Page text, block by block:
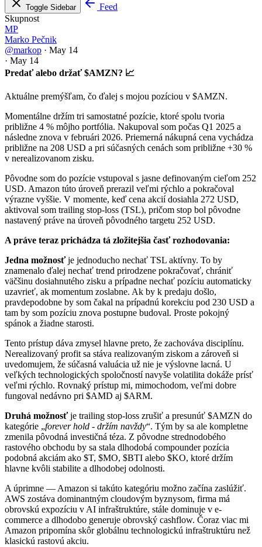
Toggle Sidebar
Feed
Skupnost
MP
Marko Pečnik
@markop · May 14
· May 14
Predať alebo držať $AMZN? 📈
Aktuálne premýšľam, čo ďalej s mojou pozíciou v $AMZN.
Momentálne držím tri samostatné pozície, ktoré spolu tvoria
približne 4 % môjho portfólia. Nakupoval som počas Q1 2025 a
následne znova v februári 2026. Priemerná nákupná cena vychádza
približne na 208 USD a pri súčasných cenách som približne +30 %
v nerealizovanom zisku.
Pôvodne som do pozície vstupoval s jasne definovaným cieľom 252
USD. Amazon túto úroveň prerazil veľmi rýchlo a pokračoval
výrazne vyššie. V momente, keď cena akcií dosiahla 272 USD,
aktivoval som trailing stop-loss (TSL), pričom stop bol pôvodne
nastavený práve na úroveň pôvodného targetu 252 USD.
A práve teraz prichádza tá zložitejšia časť rozhodovania:
Jedna možnosťje jednoducho nechať TSL aktívny. To by
znamenalo ďalej nechať trend prirodzene pokračovať, chrániť
väčšinu dosiahnutého zisku a prípadne nechať pozíciu automaticky
uzavrieť, ak momentum zoslabne. Ak by k predaju došlo,
pravdepodobne by som čakal na prípadnú korekciu pod 230 USD a
tam by som pozíciu znova postupne budoval. Proste pokojný
spánok a žiadne starosti.
Tento prístup dáva zmysel hlavne preto, že zachováva disciplínu.
Nerealizovaný profit sa stáva realizovaným ziskom a zároveň si
uvedomujem, že súčasná valuácia už nie je výslovne lacná. U
veľkých technologických spoločností navyše volatilita dokáže prísť
veľmi rýchlo. Rovnaký prístup mi, mimochodom, veľmi dobre
fungoval nedávno pri $AMD aj $ARM.
Druhá možnosťje trailing stop-loss zrušiť a presunúť $AMZN do
kategórie „forever hold - držím navždy“. Tým by sa ale kompletne
zmenila pôvodná investičná téza. Z pôvodne strednodobého
rastového obchodu by sa stala dlhodobá compounder pozícia
podobná akciám ako $T, $MO, $BTI alebo $KO, ktoré držím
hlavne kvôli stabilite a dlhodobej odolnosti.
A úprimne — Amazon si takúto kategóriu možno začína zaslúžiť.
AWS zostáva dominantným cloudovým byznysom, firma má
obrovskú expozíciu v AI infraštruktúre, stále dominuje v e-
commerce a dlhodobo generuje obrovský cashflow. Čoraz viac mi
Amazon pripomína skôr globálnu technologickú infraštruktúru než
klasickú rastovú akciu.